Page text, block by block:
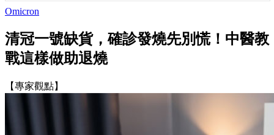
Omicron
清冠一號缺貨，確診發燒先別慌！中醫教
戰這樣做助退燒
【專家觀點】